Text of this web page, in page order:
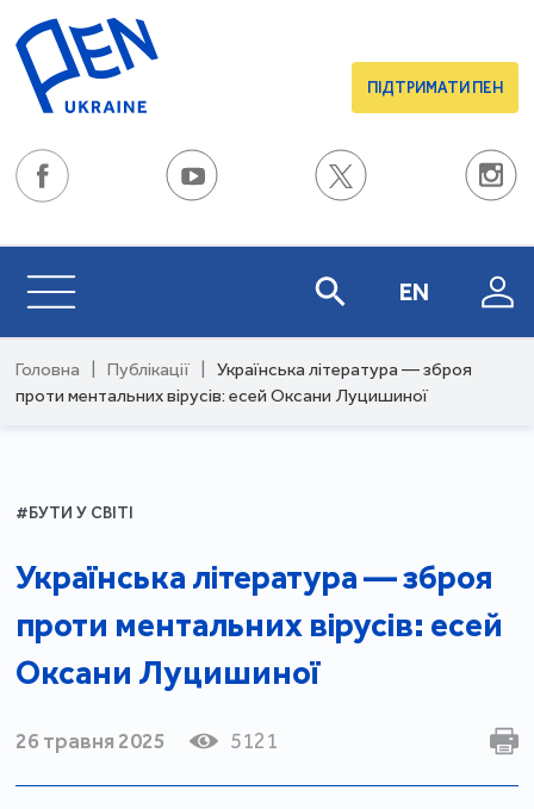
ПІДТРИМАТИ ПЕН
EN
Головна Публікації
Українська література — зброя
проти ментальних вірусів: есей Оксани Луцишиної
#БУТИ У СВІТІ
Українська література — зброя
проти ментальних вірусів: есей
Оксани Луцишиної
26 травня 2025 5121